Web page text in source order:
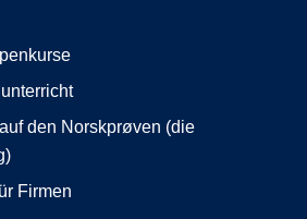
e
den Norskprøven (die
Firmen